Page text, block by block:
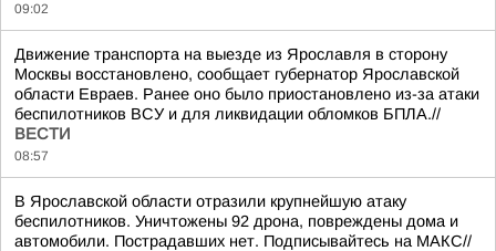
09:02
Движение транспорта на выезде из Ярославля в сторону
Москвы восстановлено, сообщает губернатор Ярославской
области Евраев. Ранее оно было приостановлено из-за атаки
беспилотников ВСУ и для ликвидации обломков БПЛА.//
ВЕСТИ
08:57
В Ярославской области отразили крупнейшую атаку
беспилотников. Уничтожены 92 дрона, повреждены дома и
автомобили. Пострадавших нет. Подписывайтесь на МАКС//